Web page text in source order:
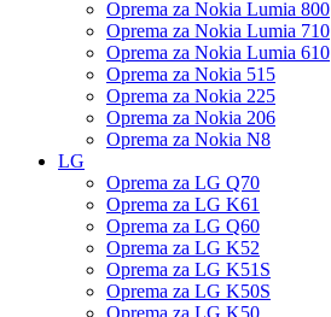
Oprema za Nokia Lumia 800
Oprema za Nokia Lumia 710
Oprema za Nokia Lumia 610
Oprema za Nokia 515
Oprema za Nokia 225
Oprema za Nokia 206
Oprema za Nokia N8
LG
Oprema za LG Q70
Oprema za LG K61
Oprema za LG Q60
Oprema za LG K52
Oprema za LG K51S
Oprema za LG K50S
Oprema za LG K50